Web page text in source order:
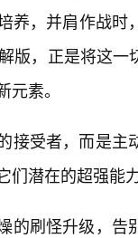
养，并肩作战
版，正是将这
元素。
接受者，而是
们潜在的超强能
的刷怪升级，告